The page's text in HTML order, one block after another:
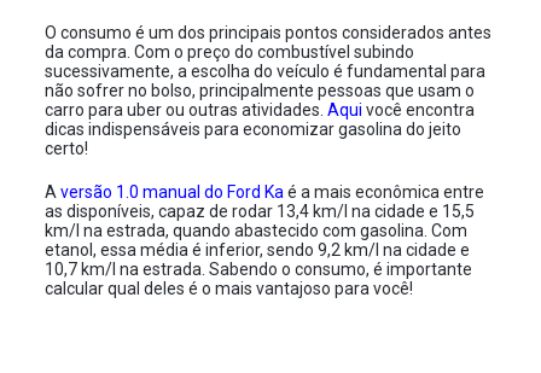
O consumo é um dos principais pontos considerados antes
da compra. Com o preço do combustível subindo
sucessivamente, a escolha do veículo é fundamental para
não sofrer no bolso, principalmente pessoas que usam o
carro para uber ou outras atividades.Aqui você encontra
dicas indispensáveis para economizar gasolina do jeito
certo!
Aversão 1.0 manual do Ford Ka é a mais econômica entre
as disponíveis, capaz de rodar 13,4 km/l na cidade e 15,5
km/l na estrada, quando abastecido com gasolina. Com
etanol, essa média é inferior, sendo 9,2 km/l na cidade e
10,7 km/l na estrada. Sabendo o consumo, é importante
calcular qual deles é o mais vantajoso para você!